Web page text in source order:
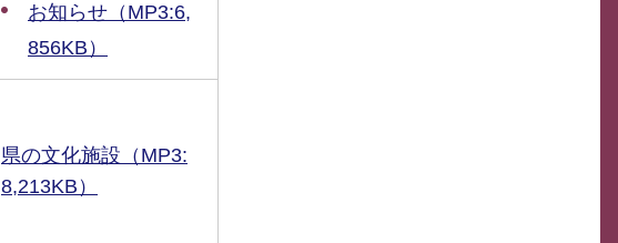
お知らせ（MP3:6,
856KB）
県の文化施設（MP3:
8,213KB）